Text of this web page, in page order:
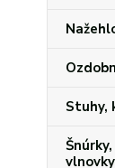
Stuhy,
vlnovky